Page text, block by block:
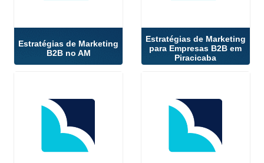
Estratégias de Marketing
B2B no AM
Estratégias de Marketing
para Empresas B2B em
Piracicaba